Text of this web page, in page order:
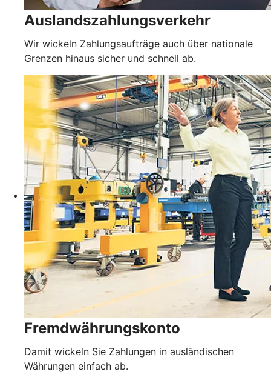
Auslandszahlungsverkehr
Wir wickeln Zahlungsaufträge auch über nationale
Grenzen hinaus sicher und schnell ab.
Fremdwährungskonto
Damit wickeln Sie Zahlungen in ausländischen
Währungen einfach ab.